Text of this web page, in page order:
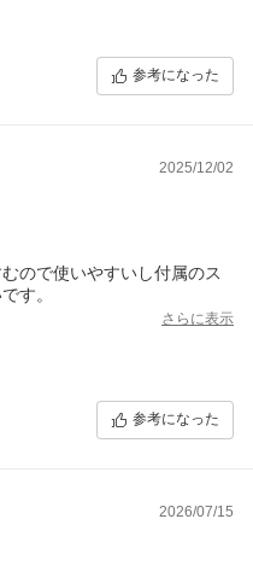
参考になった
2025/12/02
ので使いやすいし付属のス
す。
さらに表示
参考になった
2026/07/15